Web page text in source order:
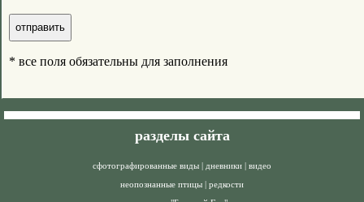
* все поля обязательны для заполнения
разделы сайта
сфотографированные виды | дневники | видео
неопознанные птицы | редкости